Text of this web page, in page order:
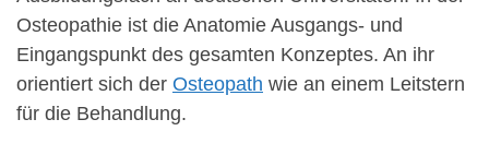
Osteopathie ist die Anatomie Ausgangs- und
Eingangspunkt des gesamten Konzeptes. An ihr
orientiert sich der Osteopath wie an einem Leitstern
für die Behandlung.